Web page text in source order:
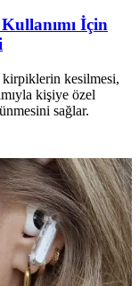
İçin
kesilmesi,
kişiye özel
sağlar.